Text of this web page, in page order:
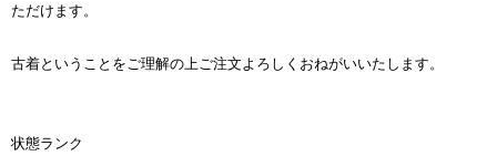
ただけます。
古着ということをご理解の上ご注文よろしくおねがいいたします。
状態ランク